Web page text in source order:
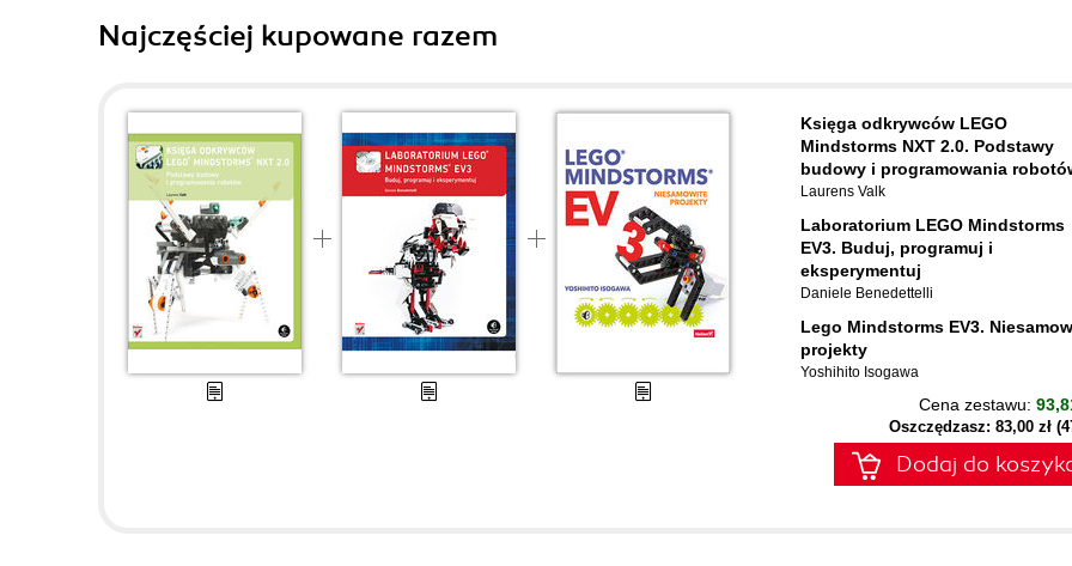
Najczęściej kupowane razem
Księga odkrywców LEGO
Mindstorms NXT 2.0. Podstawy
budowy i programowania
Laurens Valk
Laboratorium LEGO Mindstorms
EV3. Buduj, programuj i
eksperymentuj
Daniele Benedettelli
Lego Mindstorms EV3.
projekty
Yoshihito Isogawa
Cena zestawu:
Oszczędzasz: 83,00 zł
Dodaj do